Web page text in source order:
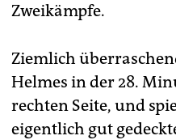
Zweikämpfe.
Ziemlich
Helmes in der 28.
rechten Seite, und
eigentlich gut